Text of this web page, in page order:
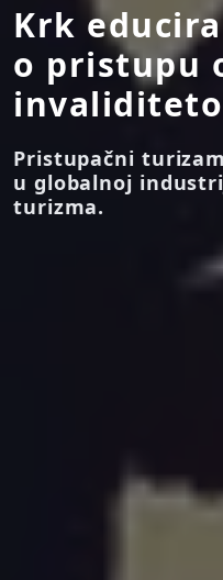
Krk
o pristupu
Pristupačni
u globalnoj
turizma.